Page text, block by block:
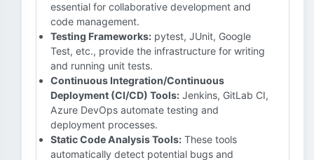
essential for collaborative development and
code management.
Testing Frameworks: pytest, JUnit, Google
Test, etc., provide the infrastructure for writing
and running unit tests.
Continuous Integration/Continuous
Deployment (CI/CD) Tools: Jenkins, GitLab CI,
Azure DevOps automate testing and
deployment processes.
Static Code Analysis Tools: These tools
automatically detect potential bugs and